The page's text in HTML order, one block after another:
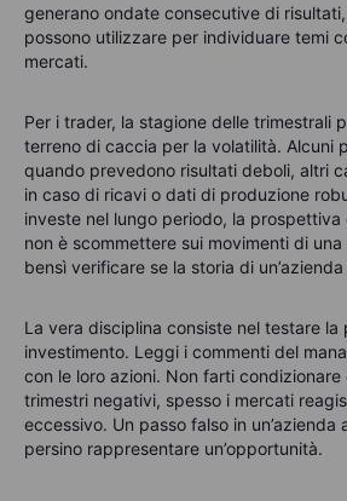
generano ondate consecutive di
possono utilizzare per individuare temi
mercati.
Per i trader, la stagione delle trimestrali
terreno di caccia per la volatilità. Alcuni
quando prevedono risultati deboli, altri
in caso di ricavi o dati di produzione
investe nel lungo periodo, la prospettiva
non è scommettere sui movimenti di
bensì verificare se la storia di
La vera disciplina consiste nel testare la
investimento. Leggi i commenti del
con le loro azioni. Non farti condizionare
trimestri negativi, spesso i mercati
eccessivo. Un passo falso in un’azienda
persino rappresentare un’opportunità.